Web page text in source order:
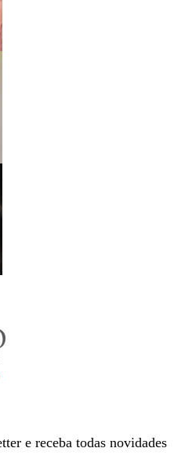
e receba todas novidades